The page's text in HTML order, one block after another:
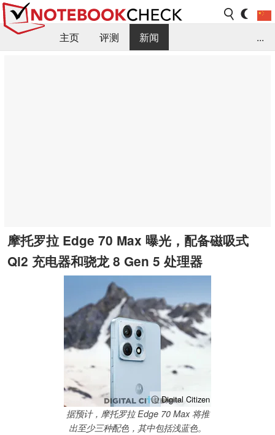
主页 评测
新闻
...
摩托罗拉 Edge 70 Max 曝光，配备磁吸式
Qi2 充电器和骁龙 8 Gen 5 处理器
ⓘ Digital Citizen
据预计，摩托罗拉 Edge 70 Max 将推
出至少三种配色，其中包括浅蓝色。